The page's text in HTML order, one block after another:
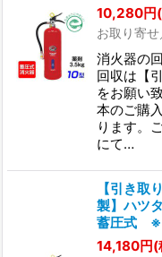
10,280円
お取り寄
消火器の
回収は【
をお願い
本のご購
ります。
にて…
【引き
製】ハツ
蓄圧式 ※
14,180円(